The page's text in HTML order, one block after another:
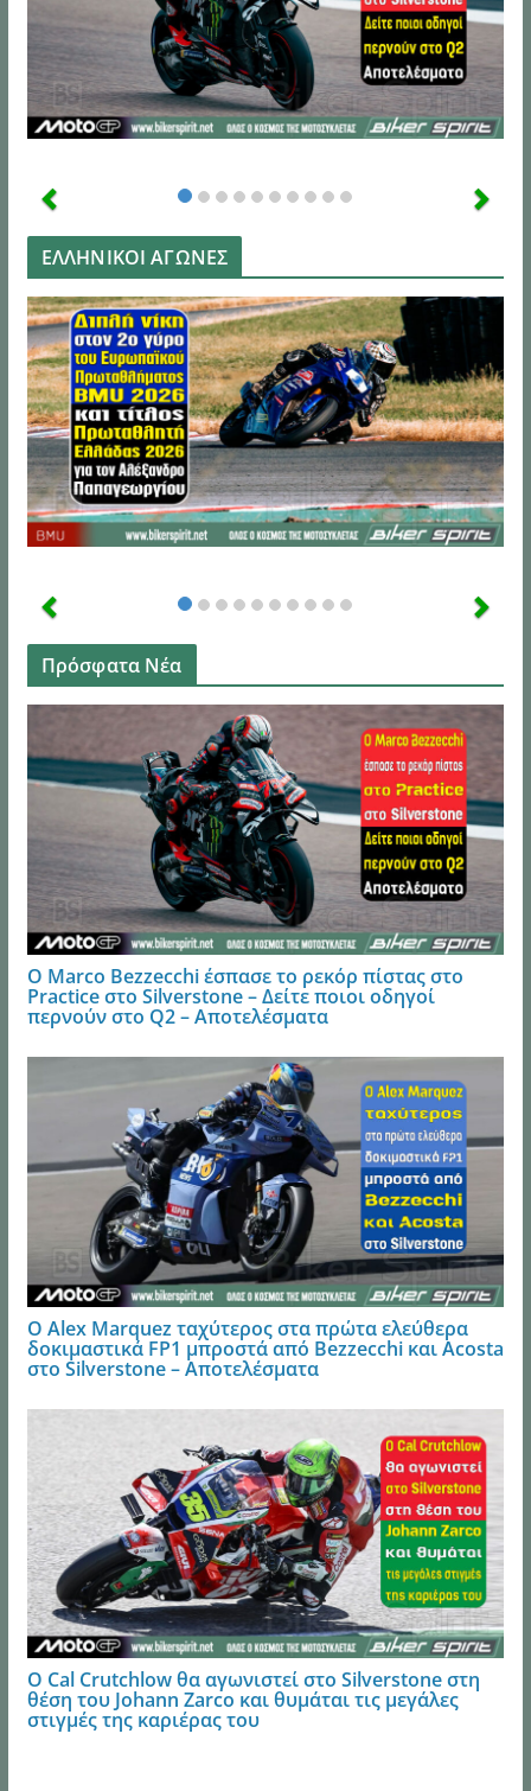
ΕΛΛΗΝΙΚΟΙ ΑΓΩΝΕΣ
Πρόσφατα Νέα
Ο Marco Bezzecchi έσπασε το ρεκόρ πίστας στο
Practice στο Silverstone – Δείτε ποιοι οδηγοί
περνούν στο Q2 – Αποτελέσματα
Ο Alex Marquez ταχύτερος στα πρώτα ελεύθερα
δοκιμαστικά FP1 μπροστά από Bezzecchi και Acosta
στο Silverstone – Αποτελέσματα
Ο Cal Crutchlow θα αγωνιστεί στο Silverstone στη
θέση του Johann Zarco και θυμάται τις μεγάλες
στιγμές της καριέρας του